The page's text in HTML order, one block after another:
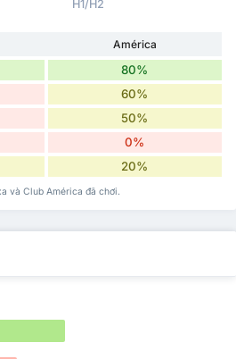
H1/H2
América
80%
60%
50%
0%
20%
và Club América đã chơi.